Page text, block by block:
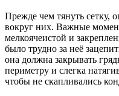
Прежде чем тянуть сетку,
вокруг них. Важные
мелкоячеистой и
было трудно за неё
она должна закрывать
периметру и слегка
чтобы не скапливались